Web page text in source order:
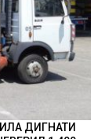
ДИГНАТИ